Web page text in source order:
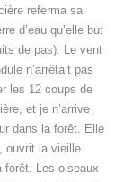
referma sa
d’eau qu’elle but
de pas). Le vent
n’arrêtait pas
les 12 coups de
et je n’arrive
dans la forêt. Elle
ouvrit la vieille
forêt. Les oiseaux